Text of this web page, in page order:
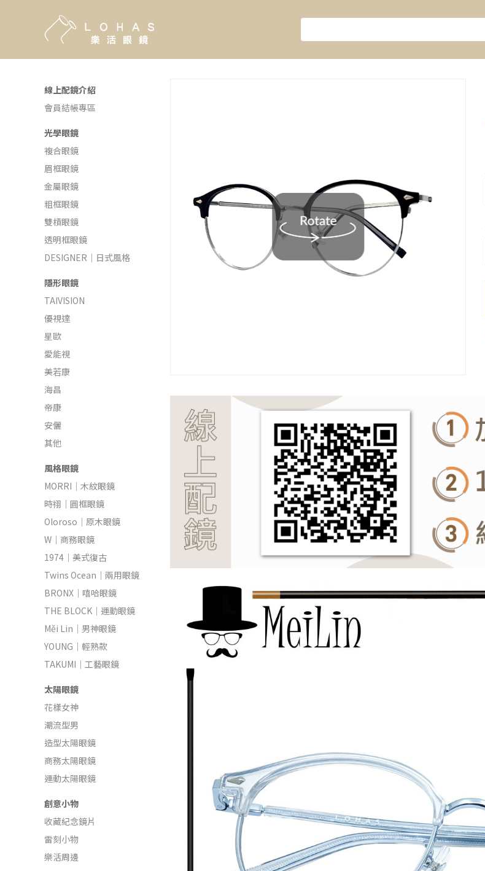
線上配鏡介紹
會員結帳專區
光學眼鏡
複合眼鏡
眉框眼鏡
金屬眼鏡
粗框眼鏡
雙槓眼鏡
透明框眼鏡
DESIGNER｜日式風格
隱形眼鏡
TAIVISION
優視達
星歐
愛能視
美若康
海昌
帝康
安儷
其他
風格眼鏡
MORRI｜木紋眼鏡
時祤｜圓框眼鏡
Oloroso｜原木眼鏡
W｜商務眼鏡
1974｜美式復古
Twins Ocean｜兩用眼鏡
BRONX｜嘻哈眼鏡
THE BLOCK｜運動眼鏡
Měi Lin｜男神眼鏡
YOUNG｜輕熟款
TAKUMI｜工藝眼鏡
太陽眼鏡
花樣女神
潮流型男
造型太陽眼鏡
商務太陽眼鏡
運動太陽眼鏡
創意小物
收藏紀念鏡片
雷刻小物
樂活周邊